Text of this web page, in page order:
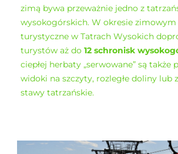
zimą bywa przeważnie jedno z
wysokogórskich. W okresie zimowym
turystyczne w Tatrach Wysokich
turystów aż do 12 schronisk
ciepłej herbaty „serwowane” są także
widoki na szczyty, rozległe doliny lub
stawy tatrzańskie.